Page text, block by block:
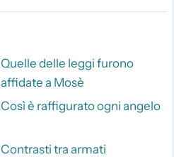
Quelle delle leggi furono
affidate a Mosè
Così è raffigurato ogni angelo
Contrasti tra armati